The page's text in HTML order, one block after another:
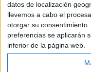
datos de localización
llevemos a cabo el
otorgar su consentimiento.
preferencias se aplicarán
inferior de la página web.